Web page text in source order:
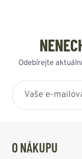
Odebírejte
O NÁKUPU